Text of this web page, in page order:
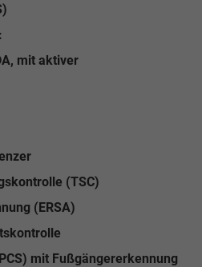
mit aktiver
(TSC)
(ERSA)
mit Fußgängererkennung